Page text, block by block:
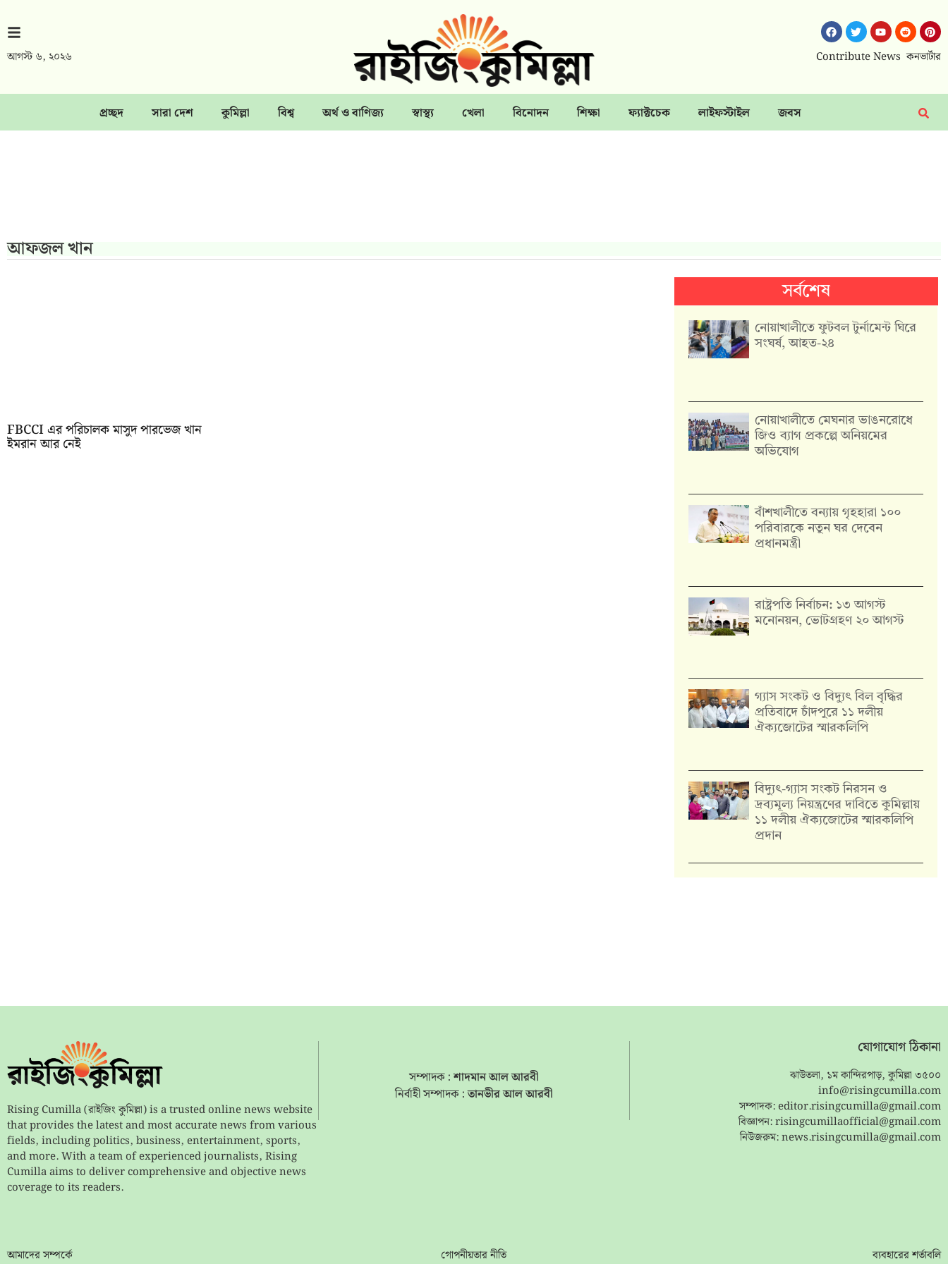
আগস্ট ৬, ২০২৬ Contribute News কনভার্টার
প্রচ্ছদ সারা দেশ কুমিল্লা বিশ্ব অর্থ ও বাণিজ্য স্বাস্থ্য খেলা বিনোদন শিক্ষা ফ্যাক্টচেক লাইফস্টাইল জবস
আফজল খান
FBCCI এর পরিচালক মাসুদ পারভেজ খান
ইমরান আর নেই
সর্বশেষ
নোয়াখালীতে ফুটবল টুর্নামেন্ট ঘিরে
সংঘর্ষ, আহত-২৪
নোয়াখালীতে মেঘনার ভাঙনরোধে
জিও ব্যাগ প্রকল্পে অনিয়মের
অভিযোগ
বাঁশখালীতে বন্যায় গৃহহারা ১০০
পরিবারকে নতুন ঘর দেবেন
প্রধানমন্ত্রী
রাষ্ট্রপতি নির্বাচন: ১৩ আগস্ট
মনোনয়ন, ভোটগ্রহণ ২০ আগস্ট
গ্যাস সংকট ও বিদ্যুৎ বিল বৃদ্ধির
প্রতিবাদে চাঁদপুরে ১১ দলীয়
ঐক্যজোটের স্মারকলিপি
‎বিদ্যুৎ-গ্যাস সংকট নিরসন ও
দ্রব্যমূল্য নিয়ন্ত্রণের দাবিতে কুমিল্লায়
১১ দলীয় ঐক‍্যজোটের স্মারকলিপি
প্রদান
Rising Cumilla (রাইজিং কুমিল্লা) is a trusted online news website
that provides the latest and most accurate news from various
fields, including politics, business, entertainment, sports,
and more. With a team of experienced journalists, Rising
Cumilla aims to deliver comprehensive and objective news
coverage to its readers.
সম্পাদক :শাদমান আল আরবী
নির্বাহী সম্পাদক :তানভীর আল আরবী
যোগাযোগ ঠিকানা
ঝাউতলা, ১ম কান্দিরপাড়, কুমিল্লা ৩৫০০
info@risingcumilla.com
সম্পাদক:editor.risingcumilla@gmail.com
বিজ্ঞাপন:risingcumillaofficial@gmail.com
নিউজরুম:news.risingcumilla@gmail.com
আমাদের সম্পর্কে গোপনীয়তার নীতি ব্যবহারের শর্তাবলি